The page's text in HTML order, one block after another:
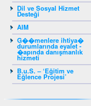
Dil ve Sosyal Hizmet
Desteği
AIM
G��menlere ihtiya�
durumlarında eyalet -
�apında danışmanlık
hizmeti
B.u.S. – ‘Eğitim ve
Eğlence Projesi’